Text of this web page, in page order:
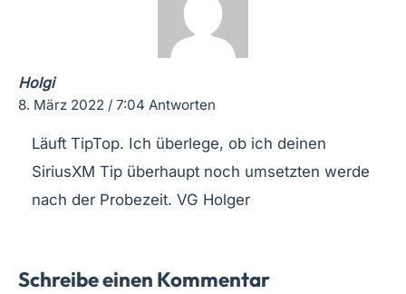
Holgi
8. März 2022 / 7:04 Antworten
Läuft TipTop. Ich überlege, ob ich deinen
SiriusXM Tip überhaupt noch umsetzten werde
nach der Probezeit. VG Holger
Schreibe einen Kommentar